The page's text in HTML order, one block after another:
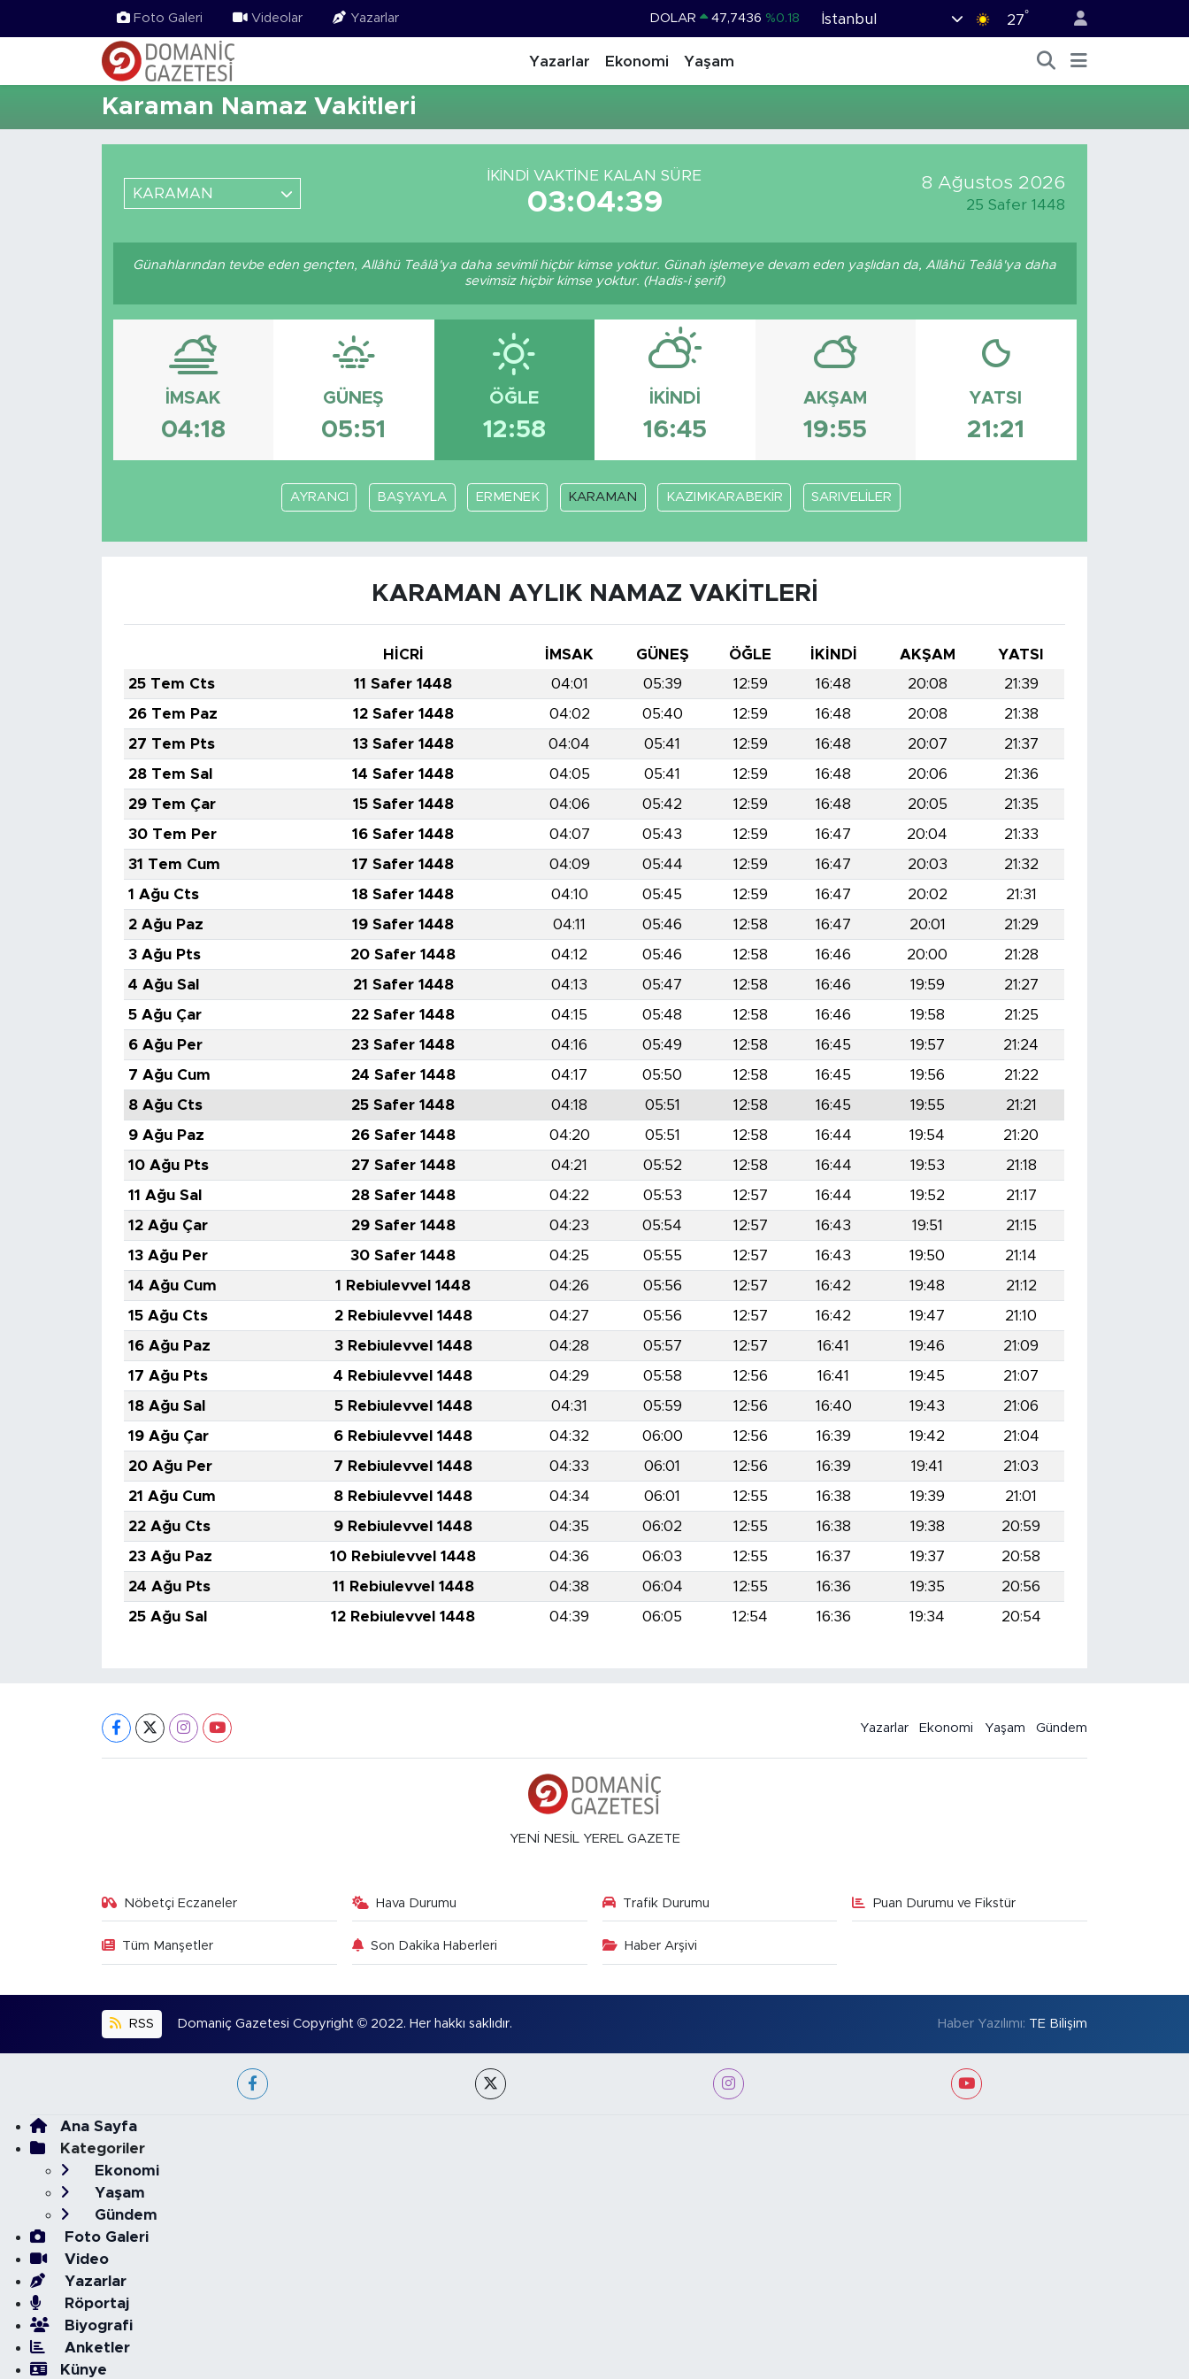
Foto Galeri Videolar Yazarlar DOLAR 47,7436 %0.18
STERLİN 64,4811 %0.38
BİST100 13.779 %-14
BITCOIN
İstanbul 27°
Yazarlar Ekonomi Yaşam
Karaman Namaz Vakitleri
KARAMAN
İKINDI VAKTINE KALAN SÜRE
03:04:39
8 Ağustos 2026
25 Safer 1448
Günahlarından tevbe eden gençten, Allâhü Teâlâ'ya daha sevimli hiçbir kimse yoktur. Günah işlemeye devam eden yaşlıdan da, Allâhü Teâlâ'ya daha
sevimsiz hiçbir kimse yoktur. (Hadis-i şerif)
İMSAK
04:18
GÜNEŞ
05:51
ÖĞLE
12:58
İKINDI
16:45
AKŞAM
19:55
YATSI
21:21
AYRANCI BAŞYAYLA ERMENEK KARAMAN KAZIMKARABEKİR SARIVELİLER
KARAMAN AYLIK NAMAZ VAKITLERI
HİCRİ İMSAK GÜNEŞ ÖĞLE İKINDI AKŞAM
YATSI
25 Tem Cts
11 Safer 1448 04:01 05:39 12:59 16:48 20:08
21:39
26 Tem Paz
12 Safer 1448 04:02 05:40 12:59 16:48 20:08
21:38
27 Tem Pts
13 Safer 1448 04:04 05:41 12:59 16:48 20:07
21:37
28 Tem Sal
14 Safer 1448 04:05 05:41 12:59 16:48 20:06
21:36
29 Tem Çar
15 Safer 1448 04:06 05:42 12:59 16:48 20:05
21:35
30 Tem Per
16 Safer 1448 04:07 05:43 12:59 16:47 20:04
21:33
31 Tem Cum
17 Safer 1448 04:09 05:44 12:59 16:47 20:03
21:32
1 Ağu Cts
18 Safer 1448 04:10 05:45 12:59 16:47 20:02
21:31
2 Ağu Paz
19 Safer 1448 04:11 05:46 12:58 16:47 20:01
21:29
3 Ağu Pts
20 Safer 1448 04:12 05:46 12:58 16:46 20:00
21:28
4 Ağu Sal
21 Safer 1448 04:13 05:47 12:58 16:46 19:59
21:27
5 Ağu Çar
22 Safer 1448 04:15 05:48 12:58 16:46 19:58
21:25
6 Ağu Per
23 Safer 1448 04:16 05:49 12:58 16:45 19:57
21:24
7 Ağu Cum
24 Safer 1448 04:17 05:50 12:58 16:45 19:56
21:22
8 Ağu Cts
25 Safer 1448 04:18 05:51 12:58 16:45 19:55
21:21
9 Ağu Paz
26 Safer 1448 04:20 05:51 12:58 16:44 19:54
21:20
10 Ağu Pts
27 Safer 1448 04:21 05:52 12:58 16:44 19:53
21:18
11 Ağu Sal
28 Safer 1448 04:22 05:53 12:57 16:44 19:52
21:17
12 Ağu Çar
29 Safer 1448 04:23 05:54 12:57 16:43 19:51
21:15
13 Ağu Per
30 Safer 1448 04:25 05:55 12:57 16:43 19:50
21:14
14 Ağu Cum
1 Rebiulevvel 1448 04:26 05:56 12:57 16:42 19:48
21:12
15 Ağu Cts
2 Rebiulevvel 1448 04:27 05:56 12:57 16:42 19:47
21:10
16 Ağu Paz
3 Rebiulevvel 1448 04:28 05:57 12:57 16:41 19:46
21:09
17 Ağu Pts
4 Rebiulevvel 1448 04:29 05:58 12:56 16:41 19:45
21:07
18 Ağu Sal
5 Rebiulevvel 1448 04:31 05:59 12:56 16:40 19:43
21:06
19 Ağu Çar
6 Rebiulevvel 1448 04:32 06:00 12:56 16:39 19:42
21:04
20 Ağu Per
7 Rebiulevvel 1448 04:33 06:01 12:56 16:39 19:41
21:03
21 Ağu Cum
8 Rebiulevvel 1448 04:34 06:01 12:55 16:38 19:39
21:01
22 Ağu Cts
9 Rebiulevvel 1448 04:35 06:02 12:55 16:38 19:38
20:59
23 Ağu Paz
10 Rebiulevvel 1448 04:36 06:03 12:55 16:37 19:37
20:58
24 Ağu Pts
11 Rebiulevvel 1448 04:38 06:04 12:55 16:36 19:35
20:56
25 Ağu Sal
12 Rebiulevvel 1448 04:39 06:05 12:54 16:36 19:34 20:54
Yazarlar Ekonomi Yaşam Gündem
YENİ NESİL YEREL GAZETE
Nöbetçi Eczaneler Hava Durumu Trafik Durumu Puan Durumu ve Fikstür
Tüm Manşetler Son Dakika Haberleri Haber Arşivi
RSS Domaniç Gazetesi Copyright © 2022. Her hakkı saklıdır. Haber Yazılımı: TE Bilişim
Ana Sayfa
Kategoriler
Ekonomi
Yaşam
Gündem
Foto Galeri
Video
Yazarlar
Röportaj
Biyografi
Anketler
Künye